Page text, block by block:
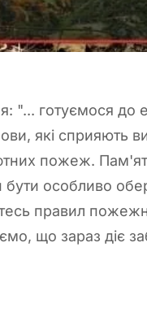
"... готуємося
які сприяють
пожеж.
бути особливо
правил
що зараз діє